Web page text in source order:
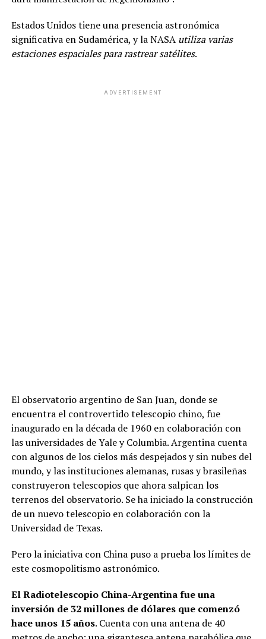
Estados Unidos tiene una presencia astronómica
significativa en Sudamérica, y la NASA utiliza varias
estaciones espaciales para rastrear satélites.
ADVERTISEMENT
El observatorio argentino de San Juan, donde se
encuentra el controvertido telescopio chino, fue
inaugurado en la década de 1960 en colaboración con
las universidades de Yale y Columbia. Argentina cuenta
con algunos de los cielos más despejados y sin nubes del
mundo, y las instituciones alemanas, rusas y brasileñas
construyeron telescopios que ahora salpican los
terrenos del observatorio. Se ha iniciado la construcción
de un nuevo telescopio en colaboración con la
Universidad de Texas.
Pero la iniciativa con China puso a prueba los límites de
este cosmopolitismo astronómico.
El Radiotelescopio China-Argentina fue una
inversión de 32 millones de dólares que comenzó
hace unos 15 años. Cuenta con una antena de 40